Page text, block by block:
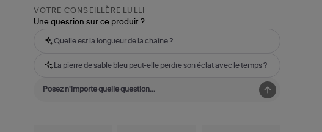
VOTRE CONSEILLÈRE LULLI
Une question sur ce produit ?
Quelle est la longueur de la chaîne ?
La pierre de sable bleu peut-elle perdre son éclat avec le temps ?